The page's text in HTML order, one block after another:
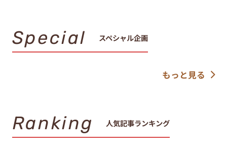
Special スペシャル企画
もっと見る
Ranking 人気記事ランキング